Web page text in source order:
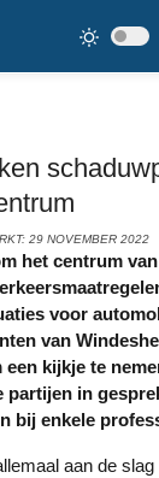
29 NOVEMBER 2022
voor
van
kijkje te
partijen in
bij enkele